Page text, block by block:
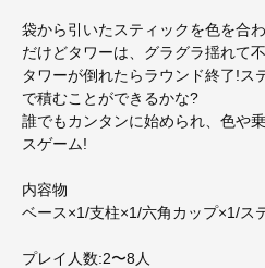
袋から引いたスティックを色を合
だけどタワーは、グラグラ揺れて
タワーが倒れたらラウンド終了!ス
で積むことができるかな?
誰でもカンタンに始められ、色や
スゲーム!
内容物
ベース×1/支柱×1/六角カップ×1/ス
プレイ人数:2〜8人